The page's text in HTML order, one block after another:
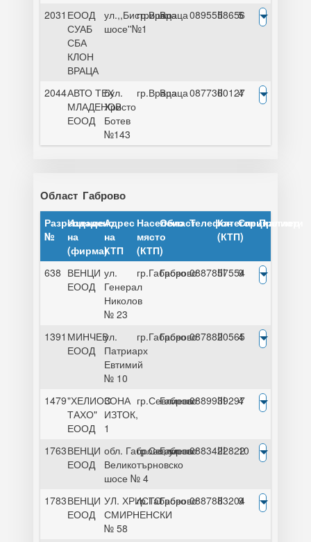
2031 ЕООД
СУАБ
СБА
КЛОН
ВРАЦА
ул.,,Бистришко
шосе''№1
гр.Враца
Враца0895558656
II 5
2044АВТО ТЕХ
МЛАДЕНОВ
ЕООД
бул.
Христо
Ботев
№143
гр.Враца
Враца0877360127
II 4
Област Габрово
Разрешение
№
Издадено
на
(фирма)
Адрес
на
КТП
Населено
място
(КТП)
ОбластТелефонКатегория
(КТП)
Специалисти
Преглед
638 ВЕНЦИ
ЕООД
ул.
Генерал
Николов
№ 23
гр.Габрово
Габрово0887857554
III 9
1391 МИНЧЕВ
ЕООД
ул.
Патриарх
Евтимий
№ 10
гр.Габрово
Габрово0878820565
II 4
1479"ХЕЛИОС
ТАХО"
ЕООД
ЗОНА
ИЗТОК,
1
гр.Севлиево
Габрово0889939297
III 4
1763ВЕНЦИ
ЕООД
обл. Габрово, ул.
Великотърновско
шосе № 4
гр.Севлиево
Габрово0883422822
III 10
1783ВЕНЦИ
ЕООД
УЛ. ХРИСТО
СМИРНЕНСКИ
№ 58
гр.Габрово
Габрово0887883204
II 9